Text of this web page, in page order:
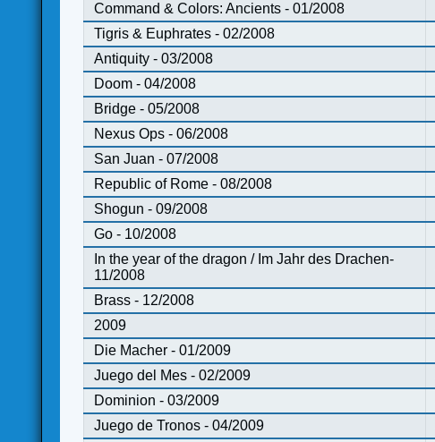
Command & Colors: Ancients - 01/2008
Tigris & Euphrates - 02/2008
Antiquity - 03/2008
Doom - 04/2008
Bridge - 05/2008
Nexus Ops - 06/2008
San Juan - 07/2008
Republic of Rome - 08/2008
Shogun - 09/2008
Go - 10/2008
In the year of the dragon / Im Jahr des Drachen-
11/2008
Brass - 12/2008
2009
Die Macher - 01/2009
Juego del Mes - 02/2009
Dominion - 03/2009
Juego de Tronos - 04/2009